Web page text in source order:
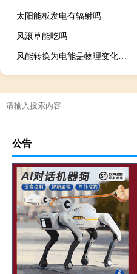
太阳能板发电有辐射吗
风滚草能吃吗
风能转换为电能是物理变化还是化学变化
公告